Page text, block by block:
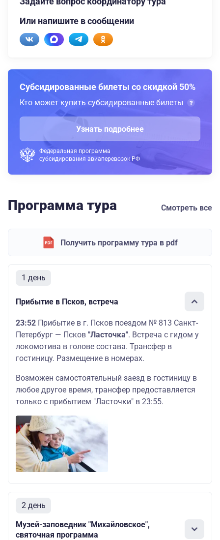
Или напишите в сообщении
Субсидированные билеты со скидкой 50%
Кто может купить субсидированные билеты
Узнать подробнее
Федеральная программа
субсидирования авиаперевозок РФ
Программа тура Смотреть все
Получить программу тура в pdf
1 день
Прибытие в Псков, встреча
23:52 Прибытие в г. Псков поездом № 813 Санкт-
Петербург — Псков "Ласточка". Встреча с гидом у
локомотива в голове состава. Трансфер в
гостиницу. Размещение в номерах.
Возможен самостоятельный заезд в гостиницу в
любое другое время, трансфер предоставляется
только с прибытием "Ласточки" в 23:55.
2 день
Музей-заповедник "Михайловское",
святочная программа